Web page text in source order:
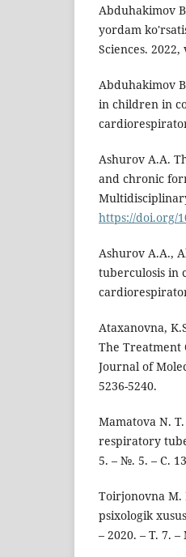
Abduhakimov
yordam
Sciences.
Abduhakimov
in children in
Ashurov A.A.
and chronic
https://doi.org/
Ashurov A.A.,
tuberculosis in
Ataxanovna,
The Treatment
Journal of
5236-5240.
Mamatova N.
respiratory
5. – №. 5. – С.
Toirjonovna M.
psixologik
– 2020. – Т. 7.